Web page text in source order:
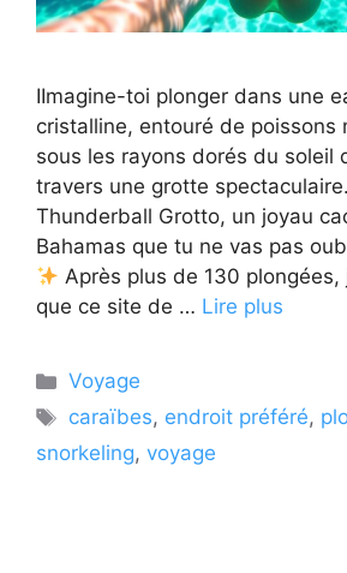
IImagine-toi plonger dans une
cristalline, entouré de poissons
sous les rayons dorés du soleil
travers une grotte
Thunderball Grotto, un joyau
Bahamas que tu ne vas pas
Après plus de 130
que ce site de … Lire plus
Catégories
Voyage
Étiquettes
caraïbes, endroit préféré,
snorkeling, voyage